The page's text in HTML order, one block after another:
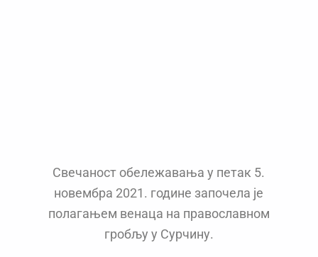
Свечаност обележавања у петак 5.
новембра 2021. године започела је
полагањем венаца на православном
гробљу у Сурчину.